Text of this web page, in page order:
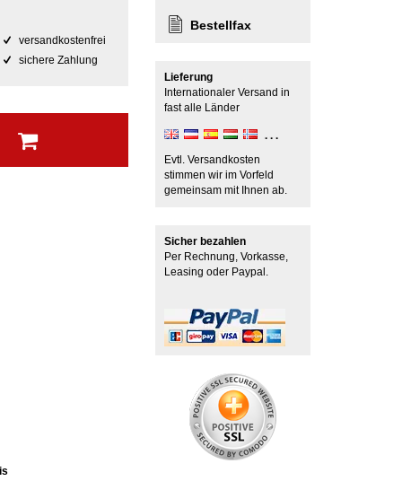
versandkostenfrei
sichere Zahlung
Bestellfax
Lieferung
Internationaler Versand in
fast alle Länder
Evtl. Versandkosten
stimmen wir im Vorfeld
gemeinsam mit Ihnen ab.
Sicher bezahlen
Per Rechnung, Vorkasse,
Leasing oder Paypal.